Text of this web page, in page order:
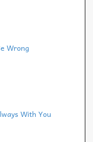
Wrong
With You